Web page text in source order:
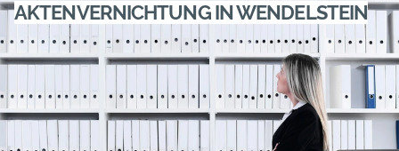
AKTENVERNICHTUNG IN WENDELSTEIN